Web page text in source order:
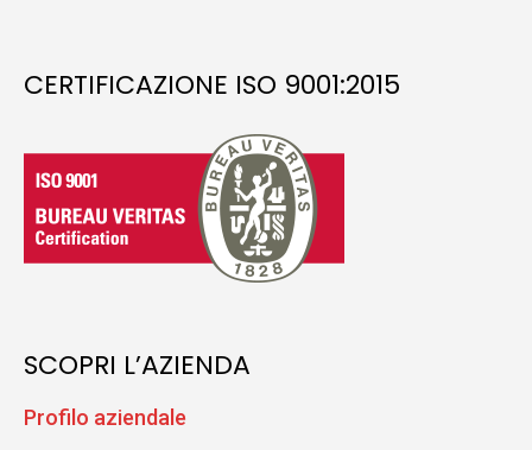
CERTIFICAZIONE ISO 9001:2015
SCOPRI L’AZIENDA
Profilo aziendale